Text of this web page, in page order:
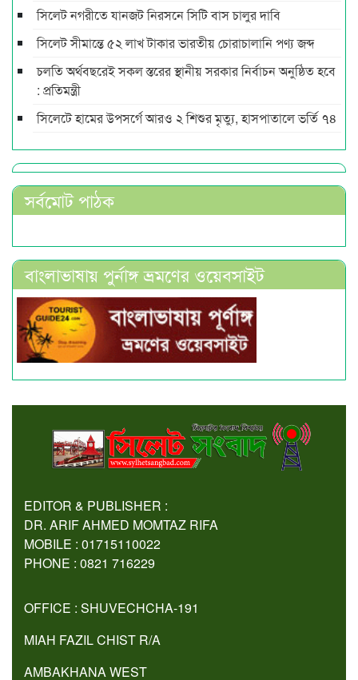
সিলেট নগরীতে যানজট নিরসনে সিটি বাস চালুর দাবি
সিলেট সীমান্তে ৫২ লাখ টাকার ভারতীয় চোরাচালানি পণ্য জব্দ
চলতি অর্থবছরেই সকল স্তরের স্থানীয় সরকার নির্বাচন অনুষ্ঠিত হবে
: প্রতিমন্ত্রী
সিলেটে হামের উপসর্গে আরও ২ শিশুর মৃত্যু, হাসপাতালে ভর্তি ৭৪
সর্বমোট পাঠক
বাংলাভাষায় পুর্নাঙ্গ ভ্রমণের ওয়েবসাইট
EDITOR & PUBLISHER :
DR. ARIF AHMED MOMTAZ RIFA
MOBILE : 01715110022
PHONE : 0821 716229
OFFICE : SHUVECHCHA-191
MIAH FAZIL CHIST R/A
AMBAKHANA WEST